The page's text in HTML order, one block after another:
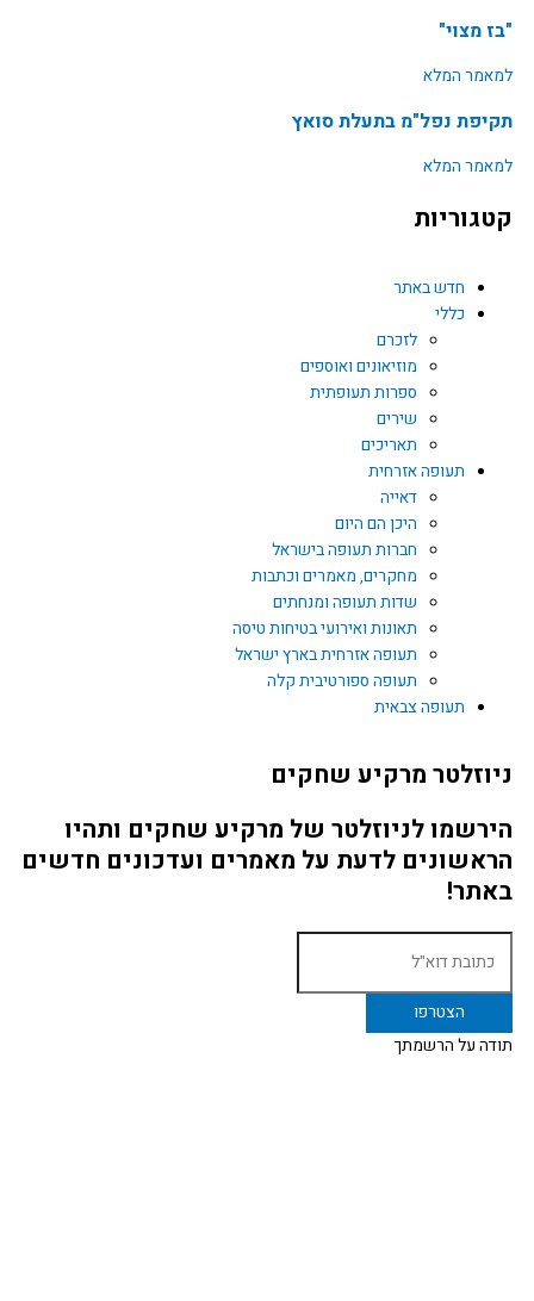
"בז מצוי"
למאמר המלא
תקיפת נפל"מ בתעלת סואץ
למאמר המלא
קטגוריות
חדש באתר
כללי
לזכרם
מוזיאונים ואוספים
ספרות תעופתית
שירים
תאריכים
תעופה אזרחית
דאייה
היכן הם היום
חברות תעופה בישראל
מחקרים, מאמרים וכתבות
שדות תעופה ומנחתים
תאונות ואירועי בטיחות טיסה
תעופה אזרחית בארץ ישראל
תעופה ספורטיבית קלה
תעופה צבאית
ניוזלטר מרקיע שחקים
הירשמו לניוזלטר של מרקיע שחקים ותהיו
הראשונים לדעת על מאמרים ועדכונים חדשים
באתר!
תודה על הרשמתך